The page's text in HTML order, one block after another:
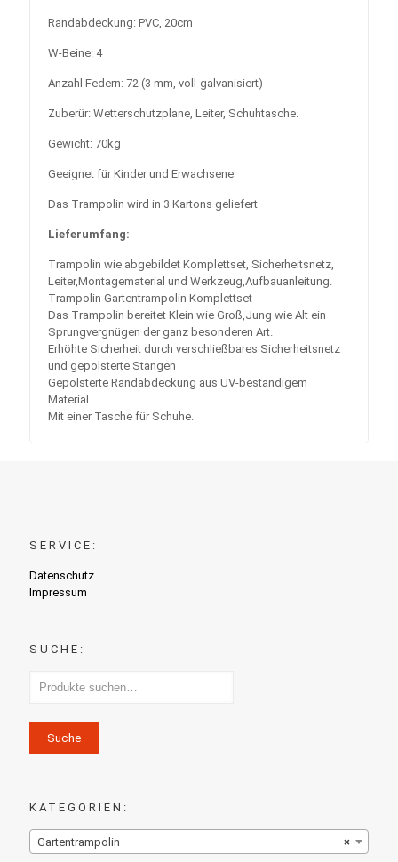
Randabdeckung: PVC, 20cm
W-Beine: 4
Anzahl Federn: 72 (3 mm, voll-galvanisiert)
Zuberür: Wetterschutzplane, Leiter, Schuhtasche.
Gewicht: 70kg
Geeignet für Kinder und Erwachsene
Das Trampolin wird in 3 Kartons geliefert
Lieferumfang:
Trampolin wie abgebildet Komplettset, Sicherheitsnetz,
Leiter,Montagematerial und Werkzeug,Aufbauanleitung.
Trampolin Gartentrampolin Komplettset
Das Trampolin bereitet Klein wie Groß,Jung wie Alt ein
Sprungvergnügen der ganz besonderen Art.
Erhöhte Sicherheit durch verschließbares Sicherheitsnetz
und gepolsterte Stangen
Gepolsterte Randabdeckung aus UV-beständigem
Material
Mit einer Tasche für Schuhe.
SERVICE:
Datenschutz
Impressum
SUCHE:
Suche
KATEGORIEN:
×
Gartentrampolin